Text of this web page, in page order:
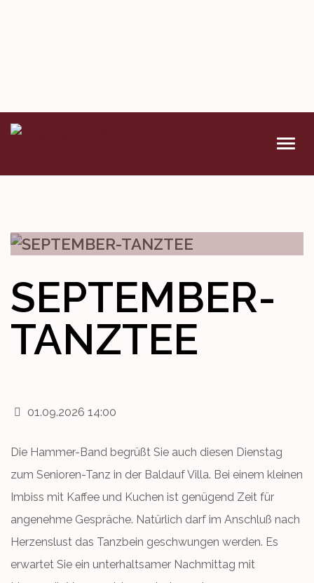
KONTAKT
SEPTEMBER-
TANZTEE
01.09.2026 14:00
Die Hammer-Band begrüßt Sie auch diesen Dienstag
zum Senioren-Tanz in der Baldauf Villa. Bei einem kleinen
Imbiss mit Kaffee und Kuchen ist genügend Zeit für
angenehme Gespräche. Natürlich darf im Anschluß nach
Herzenslust das Tanzbein geschwungen werden. Es
erwartet Sie ein unterhaltsamer Nachmittag mit